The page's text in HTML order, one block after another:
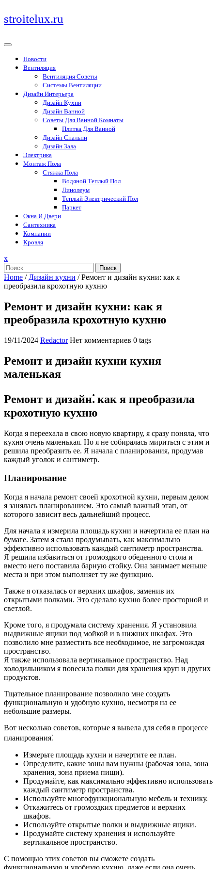
Перейти
к
stroitelux.ru
Новости
Вентиляция
Вентиляция Советы
Системы Вентиляции
Дизайн Интерьера
Дизайн Кухни
Дизайн Ванной
Советы Для Ванной Комнаты
Плитка Для Ванной
Дизайн Спальни
Дизайн Зала
Электрика
Монтаж Пола
Стяжка Пола
Водяной Теплый Пол
Линолеум
Теплый Электрический Пол
Паркет
Окна И Двери
Сантехника
Компании
Кровля
xЗакрыть
меню
Поиск
Home / Дизайн кухни /Ремонт и дизайн кухни: как я
преобразила крохотную кухню
Ремонт и дизайн кухни: как я
преобразила крохотную кухню
19/11/2024 Redactor Нет комментариев 0 tags
Ремонт и дизайн кухни кухня
маленькая
Ремонт и дизайн⁚ как я преобразила
крохотную кухню
Когда я переехала в свою новую квартиру, я сразу поняла, что
кухня очень маленькая. Но я не собиралась мириться с этим и
решила преобразить ее. Я начала с планирования, продумав
каждый уголок и сантиметр.
Планирование
Когда я начала ремонт своей крохотной кухни, первым делом
я занялась планированием. Это самый важный этап, от
которого зависит весь дальнейший процесс.
Для начала я измерила площадь кухни и начертила ее план на
бумаге. Затем я стала продумывать, как максимально
эффективно использовать каждый сантиметр пространства.
Я решила избавиться от громоздкого обеденного стола и
вместо него поставила барную стойку. Она занимает меньше
места и при этом выполняет ту же функцию.
Также я отказалась от верхних шкафов, заменив их
открытыми полками. Это сделало кухню более просторной и
светлой.
Кроме того, я продумала систему хранения. Я установила
выдвижные ящики под мойкой и в нижних шкафах. Это
позволило мне разместить все необходимое, не загромождая
пространство.
Я также использовала вертикальное пространство. Над
холодильником я повесила полки для хранения круп и других
продуктов.
Тщательное планирование позволило мне создать
функциональную и удобную кухню, несмотря на ее
небольшие размеры.
Вот несколько советов, которые я вывела для себя в процессе
планирования⁚
Измерьте площадь кухни и начертите ее план.
Определите, какие зоны вам нужны (рабочая зона, зона
хранения, зона приема пищи).
Продумайте, как максимально эффективно использовать
каждый сантиметр пространства.
Используйте многофункциональную мебель и технику.
Откажитесь от громоздких предметов и верхних
шкафов.
Используйте открытые полки и выдвижные ящики.
Продумайте систему хранения и используйте
вертикальное пространство.
С помощью этих советов вы сможете создать
функциональную и удобную кухню, даже если она очень